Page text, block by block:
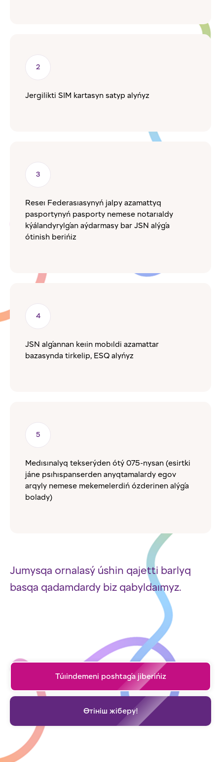
Jergilikti SIM kartasyn satyp alyńyz
Reseı Federasıasynyń jalpy azamattyq
pasportynyń pasporty nemese notarıaldy
kýálandyrylǵan aýdarmasy bar JSN alýǵa
ótinish berińiz
JSN alǵannan keıin mobıldi azamattar
bazasynda tirkelip, ESQ alyńyz
Medısınalyq tekserýden ótý 075-nysan (esirtki
jáne psıhıspanserden anyqtamalardy egov
arqyly nemese mekemelerdiń ózderinen alýǵa
bolady)
Jumysqa ornalasý úshin qajetti barlyq
basqa qadamdardy biz qabyldaımyz.
Túıindemeni poshtaǵa jiberińiz
Өтініш жіберу!